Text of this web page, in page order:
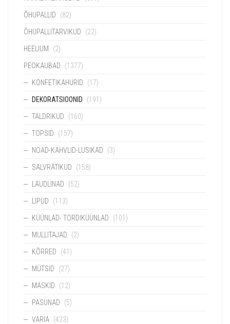
ÕHUPALLID (82)
ÕHUPALLITARVIKUD (22)
HEELIUM (2)
PEOKAUBAD (1377)
KONFETIKAHURID (17)
DEKORATSIOONID (191)
TALDRIKUD (160)
TOPSID (157)
NOAD-KAHVLID-LUSIKAD (3)
SALVRÄTIKUD (158)
LAUDLINAD (52)
LIPUD (113)
KÜÜNLAD- TORDIKÜÜNLAD (101)
MULLITAJAD (2)
KÕRRED (41)
MÜTSID (27)
MASKID (12)
PASUNAD (5)
VARIA (433)